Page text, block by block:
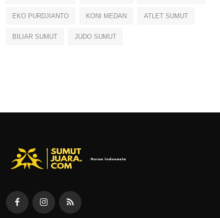
EKO PURDJIANTO KONI MEDAN ATLET SUMUT
BILIAR SUMUT JUDO SUMUT